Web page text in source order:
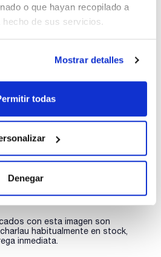
o que hayan recopilado a
de sus servicios.
Mostrar detalles
todas
Denegar
COA
Regístrate para
descargas
con esta imagen son
habitualmente en stock,
inmediata.